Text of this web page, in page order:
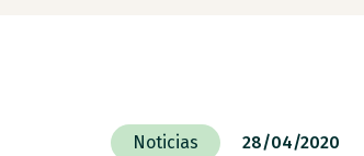
Noticias 28/04/2020